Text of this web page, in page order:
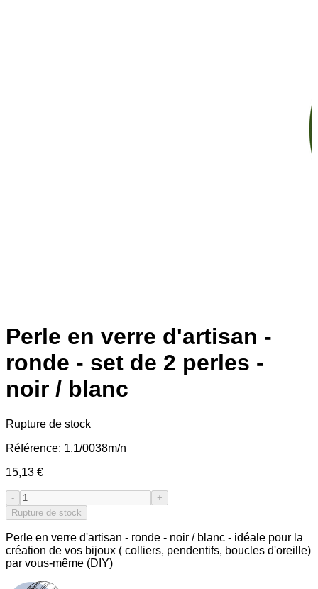
Perle en verre d'artisan -
ronde - set de 2 perles -
noir / blanc
Rupture de stock
Référence: 1.1/0038m/n
15,13 €
-
+
Rupture de stock
Perle en verre d'artisan - ronde - noir / blanc - idéale pour la
création de vos bijoux ( colliers, pendentifs, boucles d'oreille)
par vous-même (DIY)